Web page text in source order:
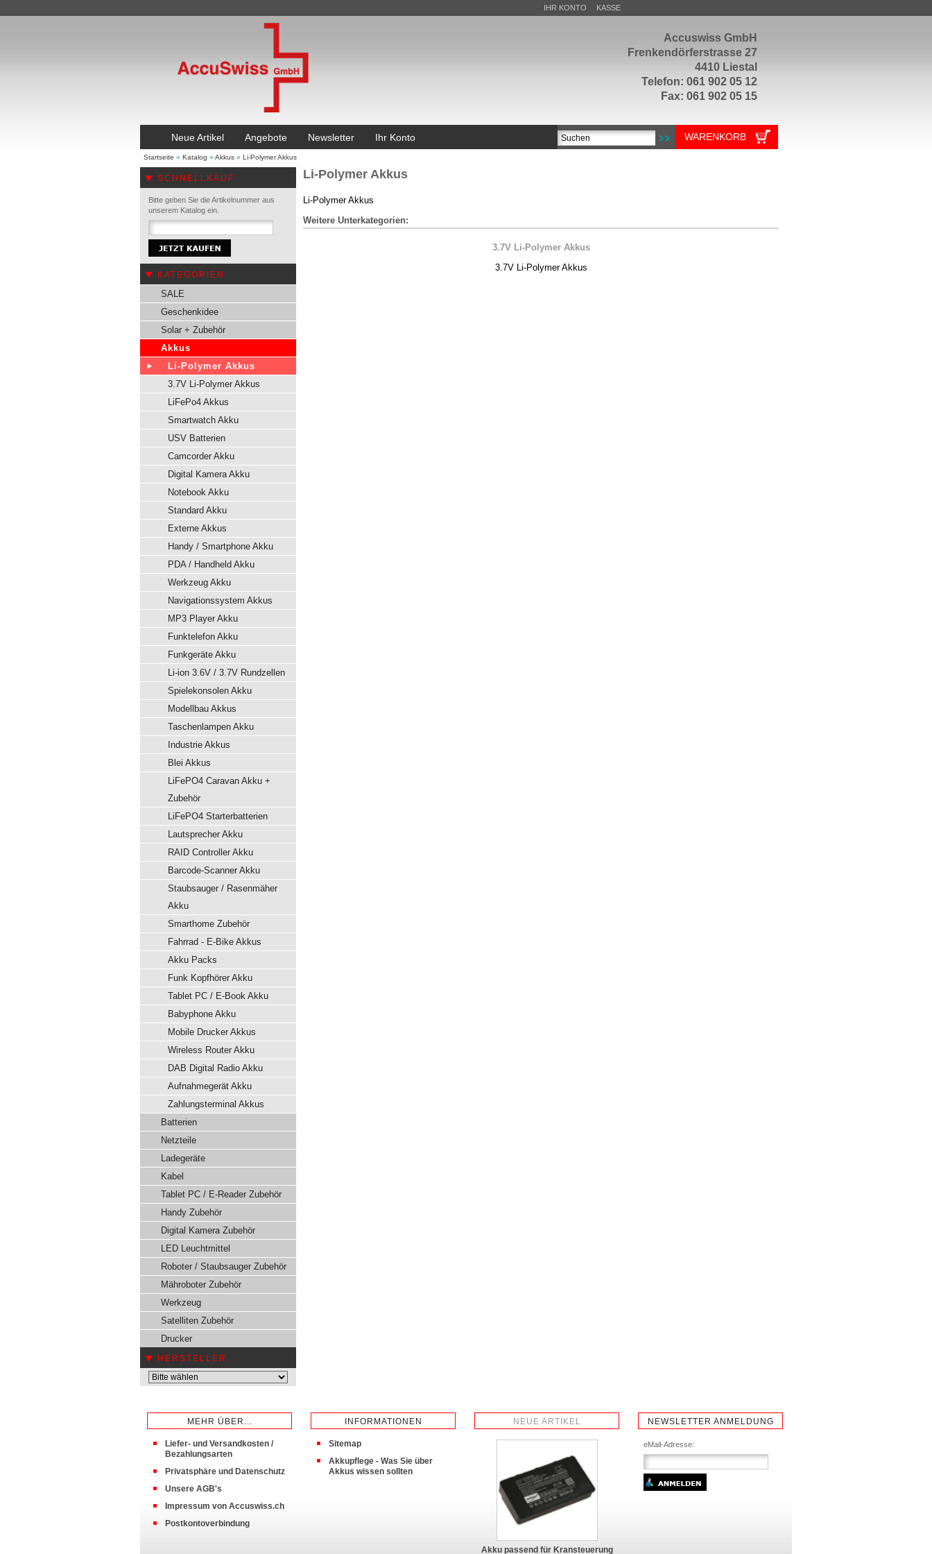
Accuswiss GmbH
Frenkendörferstrasse 27
4410 Liestal
Telefon: 061 902 05 12
Fax: 061 902 05 15
IHR KONTO KASSE
Neue Artikel Angebote Newsletter Ihr Konto WARENKORB
Startseite » Katalog » Akkus » Li-Polymer Akkus
SCHNELLKAUF
Bitte geben Sie die Artikelnummer aus
unserem Katalog ein.
KATEGORIEN
SALE
Geschenkidee
Solar + Zubehör
Akkus
Li-Polymer Akkus
3.7V Li-Polymer Akkus
LiFePo4 Akkus
Smartwatch Akku
USV Batterien
Camcorder Akku
Digital Kamera Akku
Notebook Akku
Standard Akku
Externe Akkus
Handy / Smartphone Akku
PDA / Handheld Akku
Werkzeug Akku
Navigationssystem Akkus
MP3 Player Akku
Funktelefon Akku
Funkgeräte Akku
Li-ion 3.6V / 3.7V Rundzellen
Spielekonsolen Akku
Modellbau Akkus
Taschenlampen Akku
Industrie Akkus
Blei Akkus
LiFePO4 Caravan Akku +
Zubehör
LiFePO4 Starterbatterien
Lautsprecher Akku
RAID Controller Akku
Barcode-Scanner Akku
Staubsauger / Rasenmäher
Akku
Smarthome Zubehör
Fahrrad - E-Bike Akkus
Akku Packs
Funk Kopfhörer Akku
Tablet PC / E-Book Akku
Babyphone Akku
Mobile Drucker Akkus
Wireless Router Akku
DAB Digital Radio Akku
Aufnahmegerät Akku
Zahlungsterminal Akkus
Batterien
Netzteile
Ladegeräte
Kabel
Tablet PC / E-Reader Zubehör
Handy Zubehör
Digital Kamera Zubehör
LED Leuchtmittel
Roboter / Staubsauger Zubehör
Mähroboter Zubehör
Werkzeug
Satelliten Zubehör
Drucker
HERSTELLER
Li-Polymer Akkus
Li-Polymer Akkus
Weitere Unterkategorien:
3.7V Li-Polymer Akkus
3.7V Li-Polymer Akkus
MEHR ÜBER...
Liefer- und Versandkosten /
Bezahlungsarten
Privatsphäre und Datenschutz
Unsere AGB's
Impressum von Accuswiss.ch
Postkontoverbindung
INFORMATIONEN
Sitemap
Akkupflege - Was Sie über
Akkus wissen sollten
NEUE ARTIKEL
Akku passend für Kransteuerung
NEWSLETTER ANMELDUNG
eMail-Adresse: